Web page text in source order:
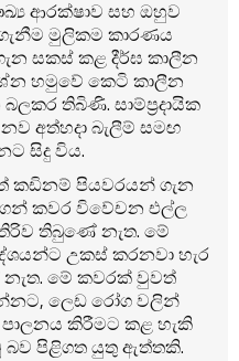
ආරක්ෂාව සහ ඔහුව
මුලිකම කාරණය
සකස් කළ දීර්ඝ කාලීන
හමුවේ කෙටි කාලීන
තිබිණි. සාම්ප්‍රදායික
අත්හදා බැලීම් සමඟ
සිදු විය.
කඩිනම් පියවරයන් ගැන
කවර විවේචන එල්ල
තිබුණේ නැත. මේ
උකස් කරනවා හැර
මේ කවරක් වුවත්
ලෙඩ රෝග වලින්
කිරීමට කළ හැකි
පිළිගත යුතු ඇත්තකි.